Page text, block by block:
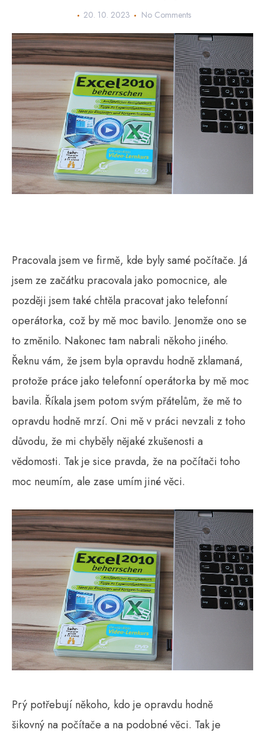
20. 10. 2023 No Comments
Pracovala jsem ve firmě, kde byly samé počítače. Já
jsem ze začátku pracovala jako pomocnice, ale
později jsem také chtěla pracovat jako telefonní
operátorka, což by mě moc bavilo. Jenomže ono se
to změnilo. Nakonec tam nabrali někoho jiného.
Řeknu vám, že jsem byla opravdu hodně zklamaná,
protože práce jako telefonní operátorka by mě moc
bavila. Říkala jsem potom svým přátelům, že mě to
opravdu hodně mrzí. Oni mě v práci nevzali z toho
důvodu, že mi chyběly nějaké zkušenosti a
vědomosti. Tak je sice pravda, že na počítači toho
moc neumím, ale zase umím jiné věci.
Prý potřebují někoho, kdo je opravdu hodně
šikovný na počítače a na podobné věci. Tak je